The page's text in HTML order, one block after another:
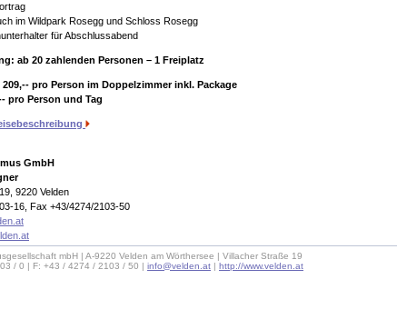
im Wildpark Rosegg und Schloss Rosegg
für Abschlussabend
ab 20 zahlenden Personen – 1 Freiplatz
209,-- pro Person im Doppelzimmer inkl. Package
pro Person und Tag
GmbH
9220 Velden
16, Fax +43/4274/2103-50
mbH | A-9220 Velden am Wörthersee | Villacher Straße 19
/ 0 | F: +43 / 4274 / 2103 / 50 | info@velden.at | http://www.velden.at